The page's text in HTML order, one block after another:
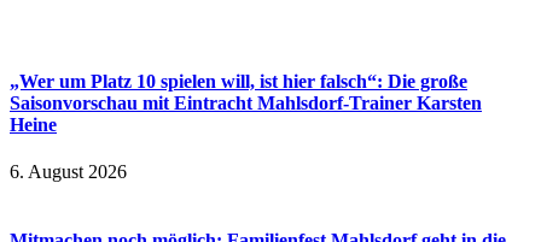
„Wer um Platz 10 spielen will, ist hier falsch“: Die große
Saisonvorschau mit Eintracht Mahlsdorf-Trainer Karsten
Heine
6. August 2026